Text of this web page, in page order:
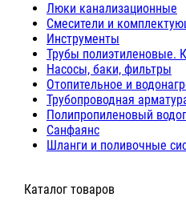
Люки канализационные
Cмесители и
Инструменты
Трубы полиэтиленовые.
Насосы, баки, фильтры
Отопительное и
Трубопроводная
Полипропиленовый
Санфаянс
Шланги и поливочные
⠀Каталог товаров